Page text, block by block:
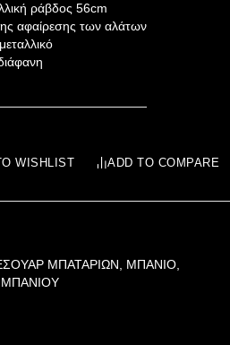
ράβδος 56cm
αφαίρεσης των αλάτων
WISHLIST ADD TO COMPARE
ΜΠΑΤΑΡΙΩΝ, ΜΠΑΝΙΟ,
ΜΠΑΝΙΟΥ